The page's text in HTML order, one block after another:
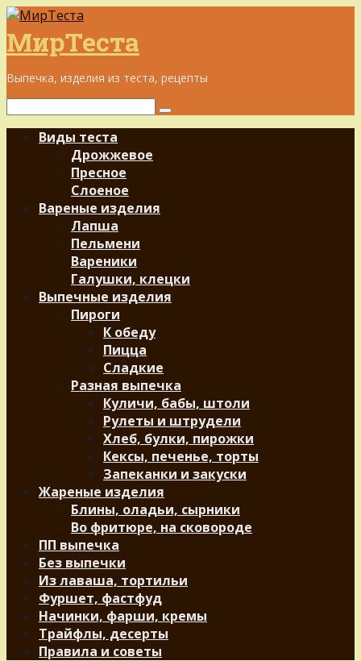
Перейти
к
контенту
МирТеста
Выпечка, изделия из теста, рецепты
Поиск:
Виды теста
Дрожжевое
Пресное
Слоеное
Вареные изделия
Лапша
Пельмени
Вареники
Галушки, клецки
Выпечные изделия
Пироги
К обеду
Пицца
Сладкие
Разная выпечка
Куличи, бабы, штоли
Рулеты и штрудели
Хлеб, булки, пирожки
Кексы, печенье, торты
Запеканки и закуски
Жареные изделия
Блины, оладьи, сырники
Во фритюре, на сковороде
ПП выпечка
Без выпечки
Из лаваша, тортильи
Фуршет, фастфуд
Начинки, фарши, кремы
Трайфлы, десерты
Правила и советы